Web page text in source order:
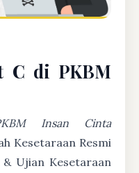
C di PKBM
Insan Cinta
Kesetaraan Resmi
& Ujian Kesetaraan